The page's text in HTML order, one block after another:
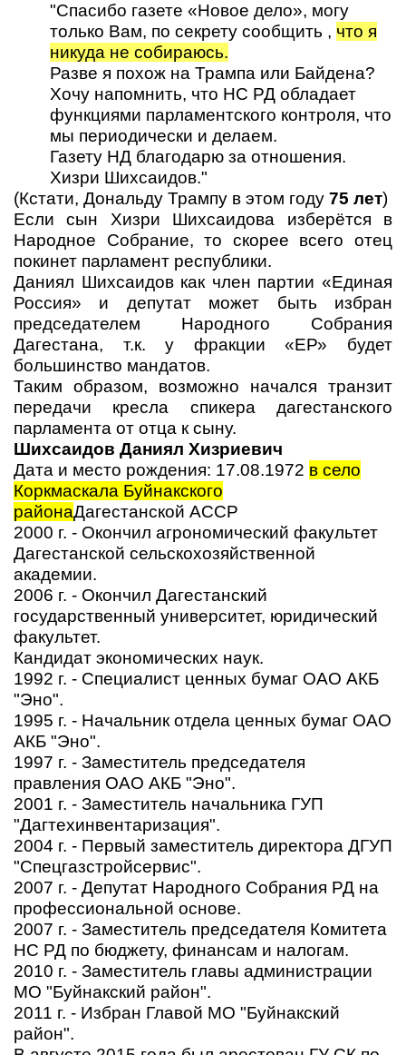
"Спасибо газете «Новое дело», могу
только Вам, по секрету сообщить , что я
никуда не собираюсь.
Разве я похож на Трампа или Байдена?
Хочу напомнить, что НС РД обладает
функциями парламентского контроля, что
мы периодически и делаем.
Газету НД благодарю за отношения.
Хизри Шихсаидов."
(Кстати, Дональду Трампу в этом году 75 лет)
Если сын Хизри Шихсаидова изберётся в
Народное Собрание, то скорее всего отец
покинет парламент республики.
Даниял Шихсаидов как член партии «Единая
Россия» и депутат может быть избран
председателем Народного Собрания
Дагестана, т.к. у фракции «ЕР» будет
большинство мандатов.
Таким образом, возможно начался транзит
передачи кресла спикера дагестанского
парламента от отца к сыну.
Шихсаидов Даниял Хизриевич
Дата и место рождения: 17.08.1972 в село
Коркмаскала Буйнакского
районаДагестанской АССР
2000 г. - Окончил агрономический факультет
Дагестанской сельскохозяйственной
академии.
2006 г. - Окончил Дагестанский
государственный университет, юридический
факультет.
Кандидат экономических наук.
1992 г. - Специалист ценных бумаг ОАО АКБ
"Эно".
1995 г. - Начальник отдела ценных бумаг ОАО
АКБ "Эно".
1997 г. - Заместитель председателя
правления ОАО АКБ "Эно".
2001 г. - Заместитель начальника ГУП
"Дагтехинвентаризация".
2004 г. - Первый заместитель директора ДГУП
"Спецгазстройсервис".
2007 г. - Депутат Народного Собрания РД на
профессиональной основе.
2007 г. - Заместитель председателя Комитета
НС РД по бюджету, финансам и налогам.
2010 г. - Заместитель главы администрации
МО "Буйнакский район".
2011 г. - Избран Главой МО "Буйнакский
район".